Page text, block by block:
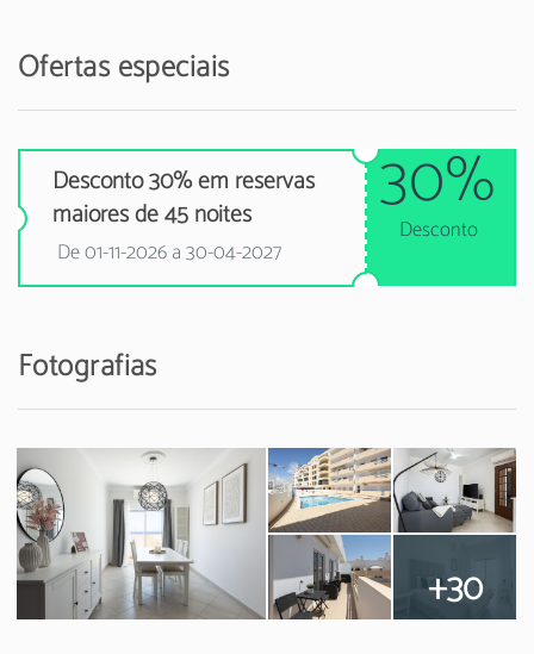
Ofertas especiais
Desconto 30% em reservas
maiores de 45 noites
De 01-11-2026 a 30-04-2027
30%
Desconto
Fotografias
+30